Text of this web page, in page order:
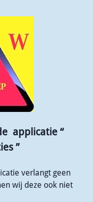
applicatie “
”
verlangt geen
wij deze ook niet